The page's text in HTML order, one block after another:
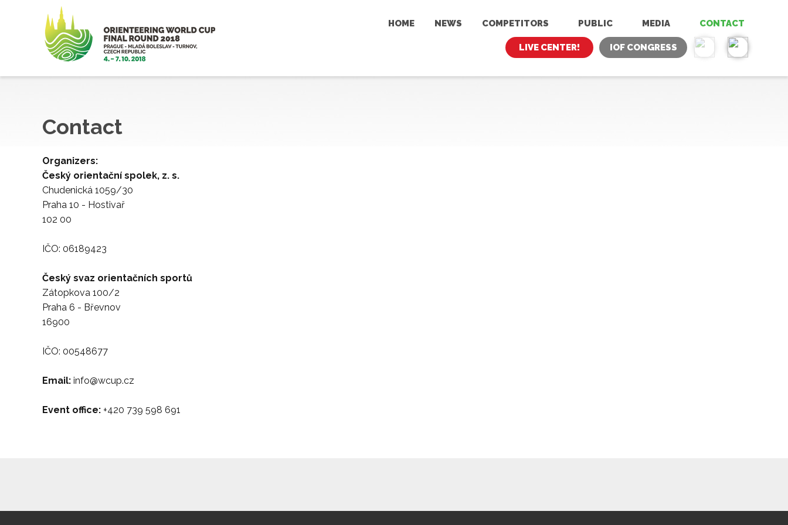
HOME NEWS COMPETITORS PUBLIC MEDIA CONTACT
LIVE CENTER! IOF CONGRESS
Contact
Organizers:
Český orientační spolek, z. s.
Chudenická 1059/30
Praha 10 - Hostivař
102 00
IČO: 06189423
Český svaz orientačních sportů
Zátopkova 100/2
Praha 6 - Břevnov
16900
IČO: 00548677
Email: info@wcup.cz
Event office: +420 739 598 691